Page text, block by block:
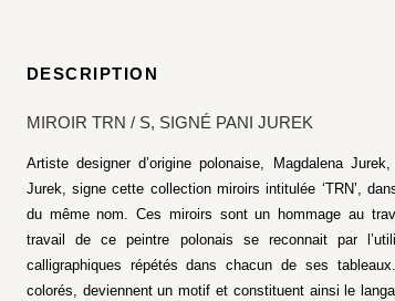
DESCRIPTION
MIROIR TRN / S, SIGNÉ PANI JUREK
Artiste designer d’origine polonaise, Magdalena
Jurek, signe cette collection miroirs intitulée ‘TRN’,
du même nom. Ces miroirs sont un hommage au
travail de ce peintre polonais se reconnait par
calligraphiques répétés dans chacun de ses
colorés, deviennent un motif et constituent ainsi le